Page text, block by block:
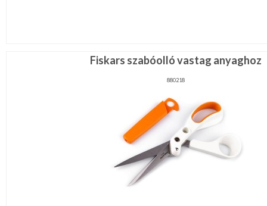
Fiskars szabóolló vastag anyaghoz
880218